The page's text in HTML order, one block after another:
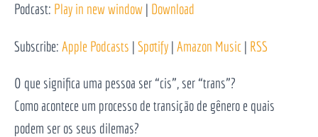
áudio
Podcast: Play in new window | Download
Subscribe: Apple Podcasts | Spotify | Amazon Music | RSS
O que significa uma pessoa ser “cis”, ser “trans”?
Como acontece um processo de transição de gênero e quais
podem ser os seus dilemas?